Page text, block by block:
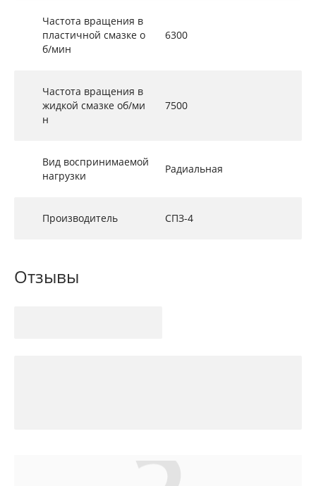
Частота вращения в
пластичной смазке о
б/мин
6300
Частота вращения в
жидкой смазке об/ми
н
7500
Вид воспринимаемой
нагрузки
Радиальная
Производитель СПЗ-4
Отзывы